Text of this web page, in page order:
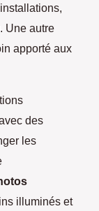
Une autre
apporté aux
des
les
illuminés et